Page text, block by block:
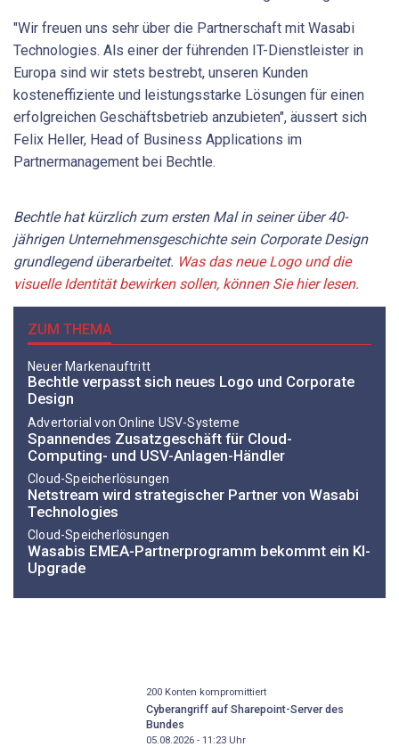
"Wir freuen uns sehr über die Partnerschaft mit Wasabi
Technologies. Als einer der führenden IT-Dienstleister in
Europa sind wir stets bestrebt, unseren Kunden
kosteneffiziente und leistungsstarke Lösungen für einen
erfolgreichen Geschäftsbetrieb anzubieten", äussert sich
Felix Heller, Head of Business Applications im
Partnermanagement bei Bechtle.
Bechtle hat kürzlich zum ersten Mal in seiner über 40-
jährigen Unternehmensgeschichte sein Corporate Design
grundlegend überarbeitet. Was das neue Logo und die
visuelle Identität bewirken sollen, können Sie hier lesen.
ZUM THEMA
Neuer Markenauftritt
Bechtle verpasst sich neues Logo und Corporate
Design
Advertorial von Online USV-Systeme
Spannendes Zusatzgeschäft für Cloud-
Computing- und USV-Anlagen-Händler
Cloud-Speicherlösungen
Netstream wird strategischer Partner von Wasabi
Technologies
Cloud-Speicherlösungen
Wasabis EMEA-Partnerprogramm bekommt ein KI-
Upgrade
200 Konten kompromittiert
Cyberangriff auf Sharepoint-Server des
Bundes
05.08.2026 - 11:23Uhr